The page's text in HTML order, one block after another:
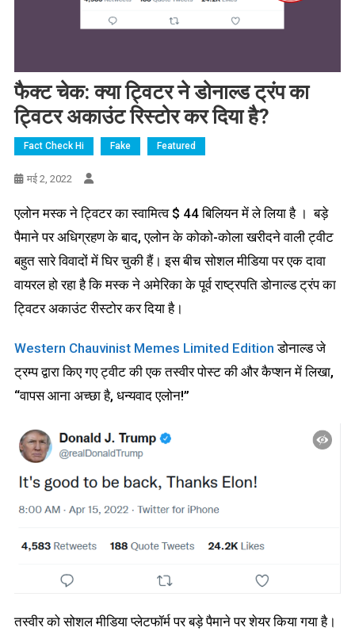
फैक्ट चेक: क्या ट्विटर ने डोनाल्ड ट्रंप का
ट्विटर अकाउंट रिस्टोर कर दिया है?
Fact Check Hi Fake Featured
मई 2, 2022
एलोन मस्क ने ट्विटर का स्वामित्व $ 44 बिलियन में ले लिया है । बड़े
पैमाने पर अधिग्रहण के बाद, एलोन के कोको-कोला खरीदने वाली ट्वीट
बहुत सारे विवादों में घिर चुकी हैं। इस बीच सोशल मीडिया पर एक दावा
वायरल हो रहा है कि मस्क ने अमेरिका के पूर्व राष्ट्रपति डोनाल्ड ट्रंप का
ट्विटर अकाउंट रीस्टोर कर दिया है।
Western Chauvinist Memes Limited Edition डोनाल्ड जे
ट्रम्प द्वारा किए गए ट्वीट की एक तस्वीर पोस्ट की और कैप्शन में लिखा,
“वापस आना अच्छा है, धन्यवाद एलोन!”
तस्वीर को सोशल मीडिया प्लेटफॉर्म पर बड़े पैमाने पर शेयर किया गया है।